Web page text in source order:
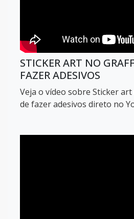
STICKER ART NO
FAZER ADESIVOS
Veja o vídeo sobre Sticker
de fazer adesivos direto no